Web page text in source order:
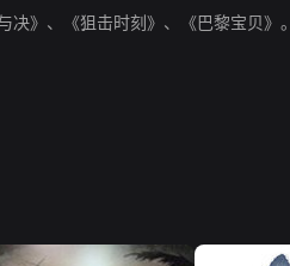
》、《狙击时刻》、《巴黎宝贝》。